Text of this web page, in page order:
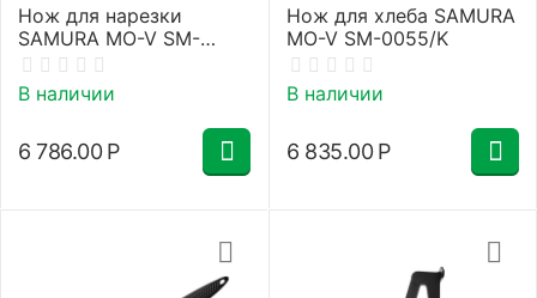
Нож для нарезки
SAMURA MO-V SM-
0045/K
В наличии
6 786.00 Р
Нож для хлеба SAMURA
MO-V SM-0055/K
В наличии
6 835.00 Р